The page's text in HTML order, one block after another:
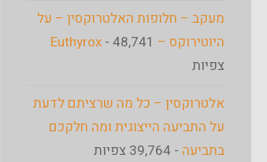
מעקב – חלופות האלטרוקסין – על
היוטירוקס – Euthyrox - 48,741
צפיות
אלטרוקסין – כל מה שרציתם לדעת
על התביעה הייצוגית ומה חלקכם
בתביעה - 39,764 צפיות